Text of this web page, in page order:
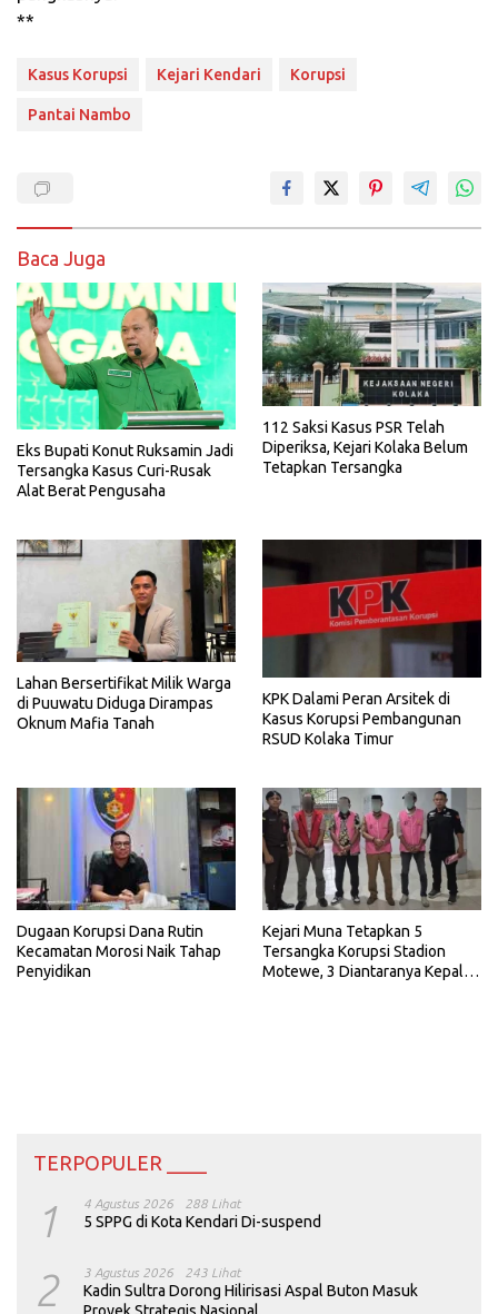
**
Kasus Korupsi Kejari Kendari Korupsi
Pantai Nambo
Baca Juga
Eks Bupati Konut Ruksamin Jadi
Tersangka Kasus Curi-Rusak
Alat Berat Pengusaha
112 Saksi Kasus PSR Telah
Diperiksa, Kejari Kolaka Belum
Tetapkan Tersangka
Lahan Bersertifikat Milik Warga
di Puuwatu Diduga Dirampas
Oknum Mafia Tanah
KPK Dalami Peran Arsitek di
Kasus Korupsi Pembangunan
RSUD Kolaka Timur
Dugaan Korupsi Dana Rutin
Kecamatan Morosi Naik Tahap
Penyidikan
Kejari Muna Tetapkan 5
Tersangka Korupsi Stadion
Motewe, 3 Diantaranya Kepala
TERPOPULER ____
1 4 Agustus 2026 288 Lihat
5 SPPG di Kota Kendari Di-suspend
2 3 Agustus 2026 243 Lihat
Kadin Sultra Dorong Hilirisasi Aspal Buton Masuk